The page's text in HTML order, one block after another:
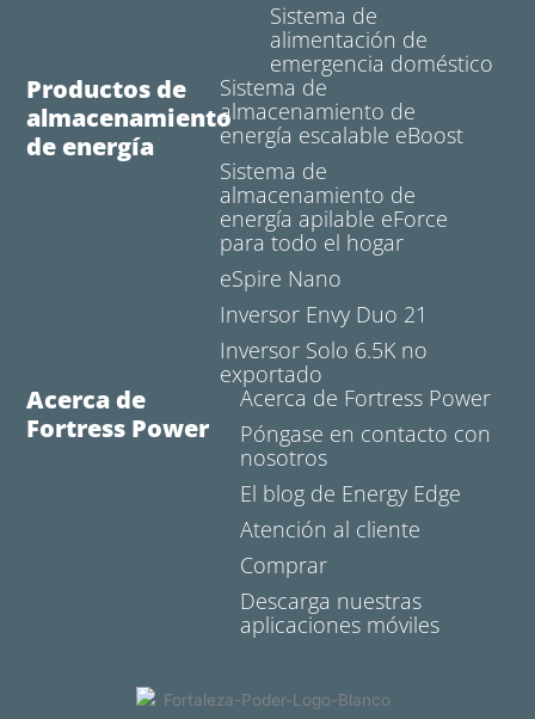
Sistema de
alimentación de
emergencia doméstico
Productos de
almacenamiento
de energía
Sistema de
almacenamiento de
energía escalable eBoost
Sistema de
almacenamiento de
energía apilable eForce
para todo el hogar
eSpire Nano
Inversor Envy Duo 21
Inversor Solo 6.5K no
exportado
Acerca de
Fortress Power
Acerca de Fortress Power
Póngase en contacto con
nosotros
El blog de Energy Edge
Atención al cliente
Comprar
Descarga nuestras
aplicaciones móviles